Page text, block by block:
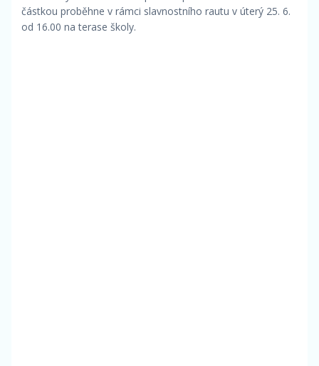
částkou proběhne v rámci slavnostního rautu v úterý 25. 6.
od 16.00 na terase školy.